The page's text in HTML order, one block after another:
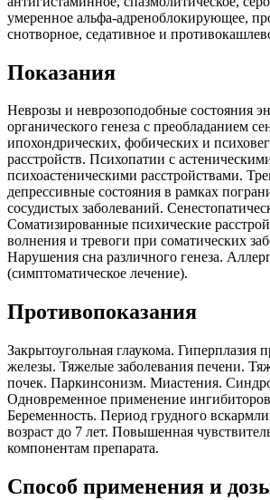
умеренное альфа-адреноблокирующее,
снотворное, седативное и
Показания
Неврозы и неврозоподобные состояния
органического генеза с преобладанием
ипохондрических, фобических и
расстройств. Психопатии с
психоастеническими расстройствами.
депрессивные состояния в рамках
сосудистых заболеваний.
Соматизированные психические
волнения и тревоги при соматических
Нарушения сна различного генеза.
(симптоматическое лечение).
Противопоказания
Закрытоугольная глаукома. Гиперплазия
железы. Тяжелые заболевания печени.
почек. Паркинсонизм. Миастения.
Одновременное применение
Беременность. Период грудного
возраст до 7 лет. Повышенная
компонентам препарата.
Способ применения и